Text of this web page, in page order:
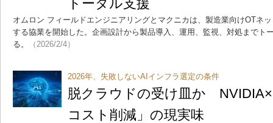
トータル支援
オムロン フィールドエンジニアリングとマクニカは、製造業向けOTネ
する協業を開始した。企画設計から製品導入、運用、監視、対処までト
る。
（2026/2/4）
2026年、失敗しないAIインフラ選定の条件
脱クラウドの受け皿か
コスト削減」の現実味